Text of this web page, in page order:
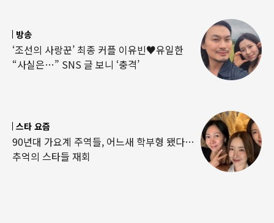
방송
‘조선의 사랑꾼’ 최종 커플 이유빈♥유일한
“사실은…” SNS 글 보니 ‘충격’
스타 요즘
90년대 가요계 주역들, 어느새 학부형 됐다…
추억의 스타들 재회